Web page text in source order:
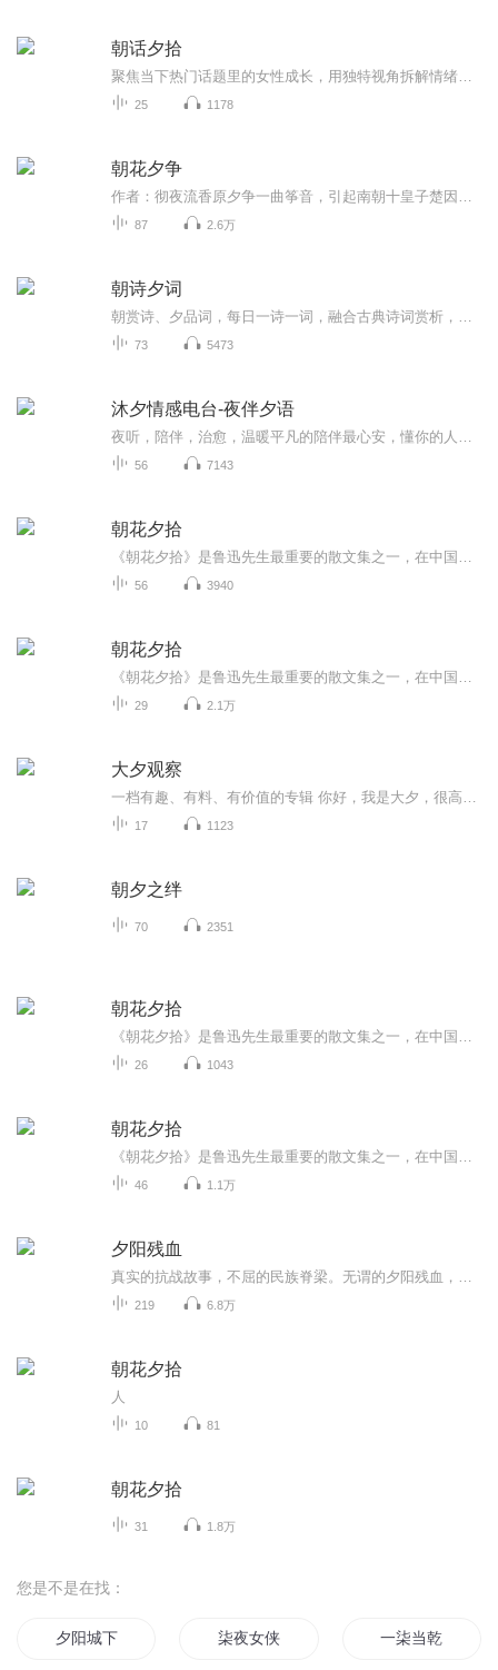
朝话夕拾
25 1178
朝花夕争
87 2.6万
朝诗夕词
73 5473
沐夕情感电台-夜伴夕语
56 7143
朝花夕拾
56 3940
朝花夕拾
29 2.1万
大夕观察
17 1123
朝夕之绊
70 2351
朝花夕拾
26 1043
朝花夕拾
46 1.1万
夕阳残血
219 6.8万
朝花夕拾
人
10 81
朝花夕拾
31 1.8万
您是不是在找：
夕阳城下 柒夜女侠 一柒当乾